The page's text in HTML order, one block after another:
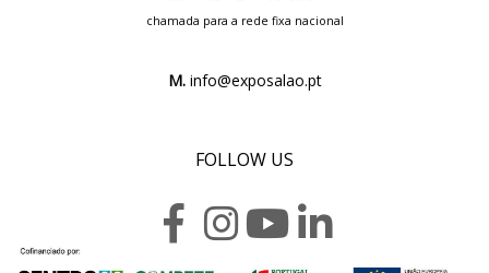
chamada para a rede fixa nacional
M.info@exposalao.pt
FOLLOW US